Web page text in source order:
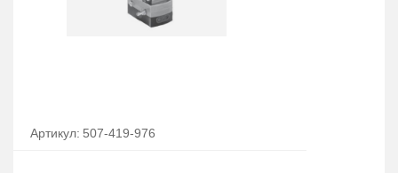
Артикул: 507-419-976